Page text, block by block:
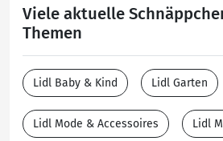
Viele aktuelle
Themen
Lidl Baby & Kind Lidl Garten
Lidl Mode & Accessoires Lidl